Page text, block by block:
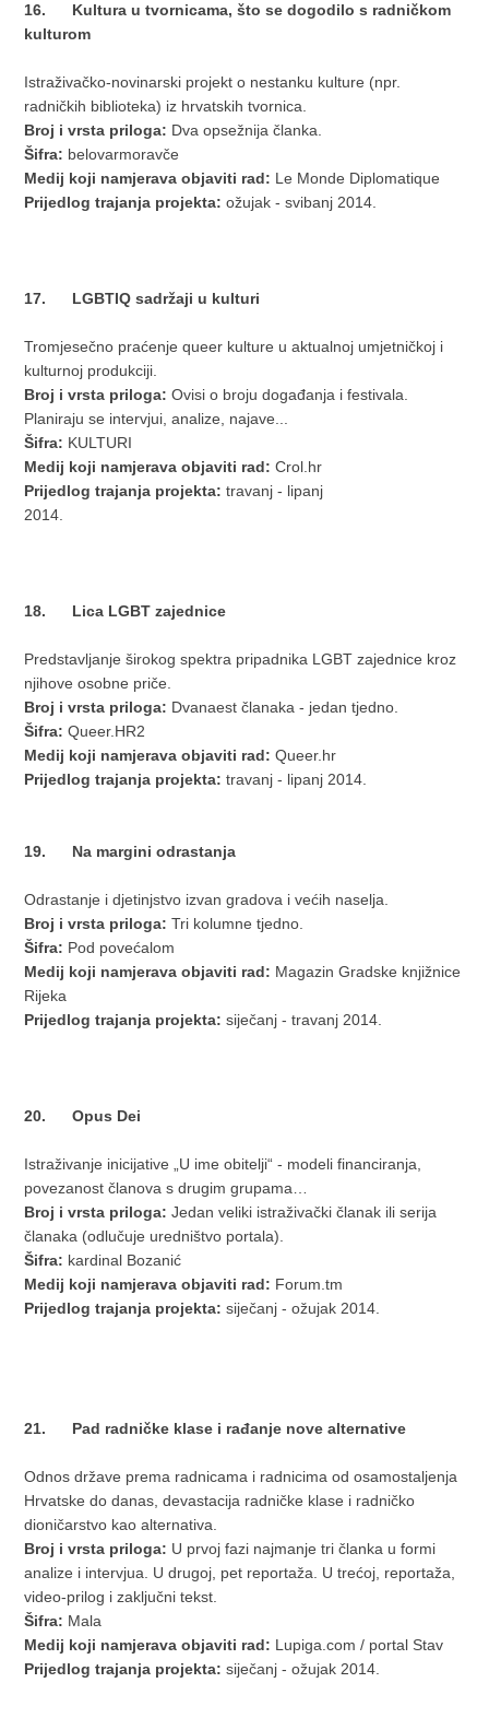
16. Kultura u tvornicama, što se dogodilo s radničkom
kulturom
Istraživačko-novinarski projekt o nestanku kulture (npr.
radničkih biblioteka) iz hrvatskih tvornica.
Broj i vrsta priloga: Dva opsežnija članka.
Šifra: belovarmoravče
Medij koji namjerava objaviti rad: Le Monde Diplomatique
Prijedlog trajanja projekta: ožujak - svibanj 2014.
17. LGBTIQ sadržaji u kulturi
Tromjesečno praćenje queer kulture u aktualnoj umjetničkoj i
kulturnoj produkciji.
Broj i vrsta priloga: Ovisi o broju događanja i festivala.
Planiraju se intervjui, analize, najave...
Šifra: KULTURI
Medij koji namjerava objaviti rad: Crol.hr
Prijedlog trajanja projekta: travanj - lipanj
2014.
18. Lica LGBT zajednice
Predstavljanje širokog spektra pripadnika LGBT zajednice kroz
njihove osobne priče.
Broj i vrsta priloga: Dvanaest članaka - jedan tjedno.
Šifra: Queer.HR2
Medij koji namjerava objaviti rad: Queer.hr
Prijedlog trajanja projekta: travanj - lipanj 2014.
19. Na margini odrastanja
Odrastanje i djetinjstvo izvan gradova i većih naselja.
Broj i vrsta priloga: Tri kolumne tjedno.
Šifra: Pod povećalom
Medij koji namjerava objaviti rad: Magazin Gradske knjižnice
Rijeka
Prijedlog trajanja projekta: siječanj - travanj 2014.
20. Opus Dei
Istraživanje inicijative „U ime obitelji“ - modeli financiranja,
povezanost članova s drugim grupama…
Broj i vrsta priloga: Jedan veliki istraživački članak ili serija
članaka (odlučuje uredništvo portala).
Šifra: kardinal Bozanić
Medij koji namjerava objaviti rad: Forum.tm
Prijedlog trajanja projekta: siječanj - ožujak 2014.
21. Pad radničke klase i rađanje nove alternative
Odnos države prema radnicama i radnicima od osamostaljenja
Hrvatske do danas, devastacija radničke klase i radničko
dioničarstvo kao alternativa.
Broj i vrsta priloga: U prvoj fazi najmanje tri članka u formi
analize i intervjua. U drugoj, pet reportaža. U trećoj, reportaža,
video-prilog i zaključni tekst.
Šifra: Mala
Medij koji namjerava objaviti rad: Lupiga.com / portal Stav
Prijedlog trajanja projekta: siječanj - ožujak 2014.